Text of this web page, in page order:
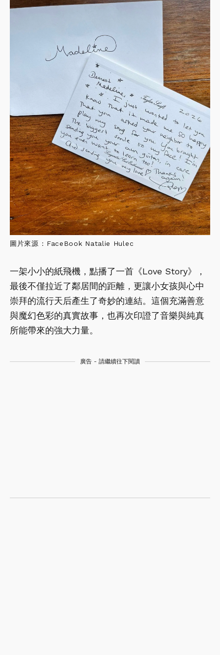
圖片來源 : FaceBook Natalie Hulec
一架小小的紙飛機，點播了一首《Love Story》，
最後不僅拉近了鄰居間的距離，更讓小女孩與心中
崇拜的流行天后產生了奇妙的連結。這個充滿善意
與魔幻色彩的真實故事，也再次印證了音樂與純真
所能帶來的強大力量。
廣告 - 請繼續往下閱讀